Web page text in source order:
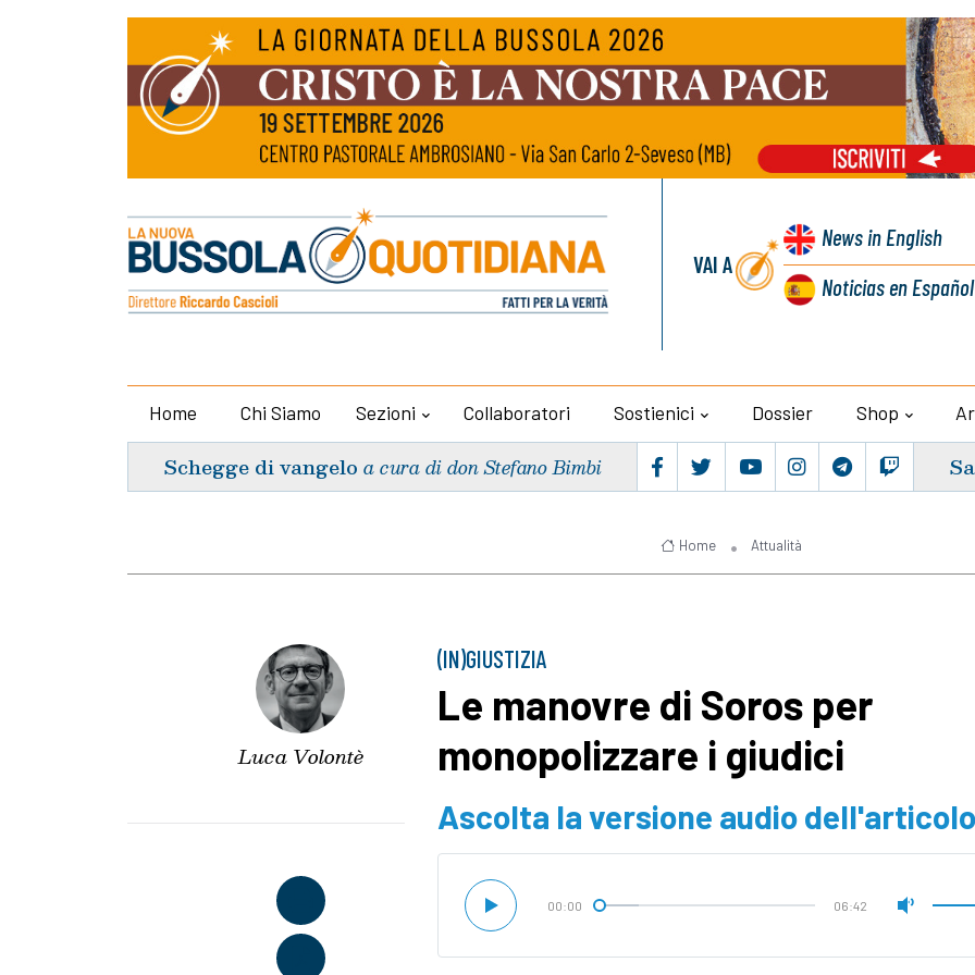
VAI A
Newsin English
Noticiasen Español
Home Chi Siamo Sezioni Collaboratori Sostienici Dossier Shop
Schegge di vangelo a cura di don Stefano Bimbi
Home Attualità
Luca Volontè
(IN)GIUSTIZIA
Le manovre di Soros per
monopolizzare i giudici
Ascolta la versione audio dell'articolo
00:00 06:42